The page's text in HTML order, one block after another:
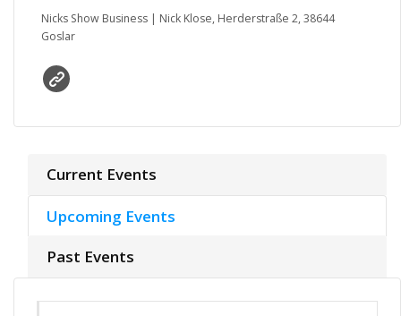
Nicks Show Business | Nick Klose, Herderstraße 2, 38644
Goslar
Current Events
Upcoming Events
Past Events